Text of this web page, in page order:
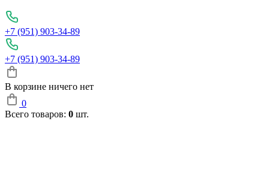
+7 (951) 903-34-89
+7 (951) 903-34-89
В корзине ничего нет
0
Всего товаров: 0 шт.